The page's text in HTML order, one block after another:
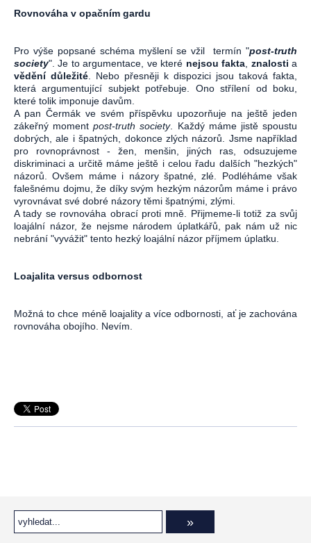
Rovnováha v opačním gardu
Pro výše popsané schéma myšlení se vžil termín "post-truth
society". Je to argumentace, ve které nejsou fakta znalostia
vědění důležité . Nebo přesněji k dispozici jsou taková fakta,
která argumentující subjekt potřebuje. Ono střílení od boku,
které tolik imponuje davům.
A pan Čermák ve svém příspěvku upozorňuje na ještě jeden
zákeřný momentpost-truth society. Každý máme jistě spoustu
dobrých, ale i špatných, dokonce zlých názorů. Jsme například
pro rovnoprávnost - žen, menšin, jiných ras, odsuzujeme
diskriminaci a určitě máme ještě i celou řadu dalších "hezkých"
názorů. Ovšem máme i názory špatné, zlé. Podléháme však
falešnému dojmu, že díky svým hezkým názorům máme i právo
vyrovnávat své dobré názory těmi špatnými, zlými.
A tady se rovnováha obrací proti mně. Přijmeme-li totiž za svůj
loajální názor, že nejsme národem úplatkářů, pak nám už nic
nebrání "vyvážit" tento hezký loajální názor příjmem úplatku.
Loajalita versus odbornost
Možná to chce méně loajality a více odbornosti, ať je zachována
rovnováha obojího. Nevím.